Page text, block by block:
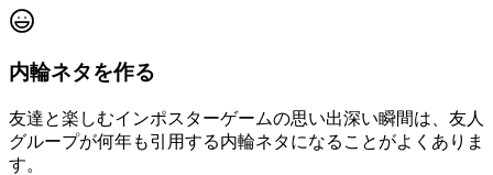
内輪ネタを作る
友達と楽しむインポスターゲームの思い出深い瞬間は、友人
グループが何年も引用する内輪ネタになることがよくありま
す。